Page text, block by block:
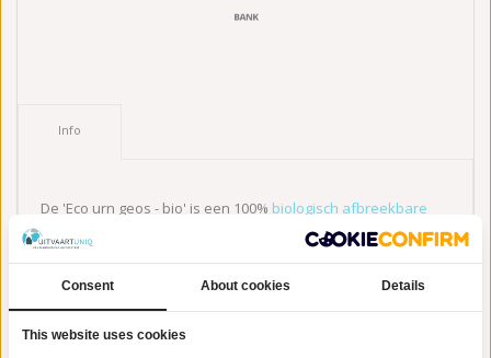
Info
De 'Eco urn geos - bio' is een 100% biologisch afbreekbare
urn
, vervaardigd uit zand met plantaardige materialen. Deze
mooie, natuurlijke ronde urn is opgesierd met een fraaie
sierband. Deze urn is geschikt voor een tewaterlating alsook
het begraven in de grond. De 'Eco urn geos - bio' is speciaal
ontworpen om de as van uw overleden dierbare terug te
geven aan de natuur. De biologische urn is 17 cm hoog, heeft
een inhoud van 3.00 L en weegt 3,52 kg.
Consent About cookies Details
This website uses cookies